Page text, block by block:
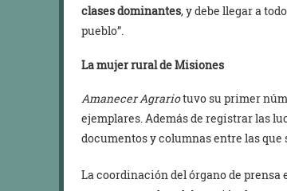
clases dominantes, y debe llegar a
pueblo”.
La mujer rural de Misiones
Amanecer Agrariotuvo su primer
ejemplares. Además de registrar las
documentos y columnas entre las que
La coordinación del órgano de prensa